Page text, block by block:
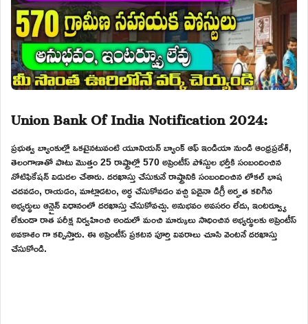
Union Bank Of India Notification 2024:
ప్రభుత్వ బ్యాంకుల్లో ఒకటైనటువంటి యూనియన్ బ్యాంక్ ఆఫ్ ఇండియా నుండి ఆంధ్రప్రదేశ్,
తెలంగాణాతో పాటు మొత్తం 25 రాష్ట్రాల్లో 570 అప్రెంటీస్ పోస్టుల భర్తీకి సంబందించిన
నోటిఫికేషన్ విడుదల చేశారు. దరఖాస్తు చేసుకునే రాష్ట్రానికి సంబందించిన లోకల్ భాష
చదవడం, రాయడం, మాట్లాడటం, అర్ధ చేసుకోవడం వచ్చి ఏదైనా డిగ్రీ అర్హత కలిగిన
అభ్యర్థులు ఆన్లైన్ విధానంలో దరఖాస్తు చేసుకోవచ్చు. అనుభవం అవసరం లేదు, ఇంటర్వ్యూ
లేకుండా రాత పరీక్ష నిర్వహించి అందులో మంచి మార్కులు సాధించిన అభ్యర్థులకు అప్రెంటీస్
అవకాశం గా కల్పిస్తారు. ఈ అప్రెంటీస్ ప్రకటన పూర్తి వివరాలు చూసి వెంటనే దరఖాస్తు
చేసుకోండి.